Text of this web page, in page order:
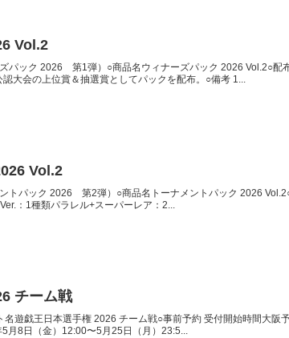
Vol.2
パック 2026 第1弾）○商品名ウィナーズパック 2026 Vol.2○配
大会の上位賞＆抽選賞としてパックを配布。○備考 1...
Vol.2
トパック 2026 第2弾）○商品名トーナメントパック 2026
：1種類パラレル+スーパーレア：2...
チーム戦
名遊戯王日本選手権 2026 チーム戦○事前予約 受付開始時間大阪
5月8日（金）12:00〜5月25日（月）23:5...